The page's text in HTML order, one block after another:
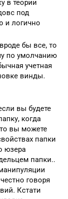
в теории
под
и логично
бы все, то
по умолчанию
учетная
винды.
вы будете
когда
то вы можете
папки
юзера
папки..
говоря
Кстати